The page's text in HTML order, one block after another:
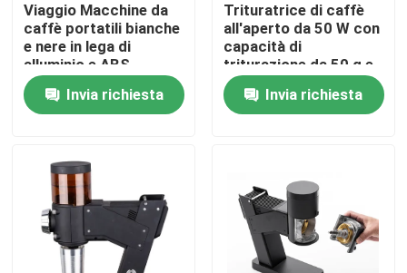
Casa
Mostra VR
Circa noi
Viaggio Macchine da
caffè portatili bianche
e nere in lega di
alluminio e ABS
Invia richiesta
Trituratrice di caffè
all'aperto da 50 W con
capacità di
triturazione da 50 g e
logo personalizzato
Invia richiesta